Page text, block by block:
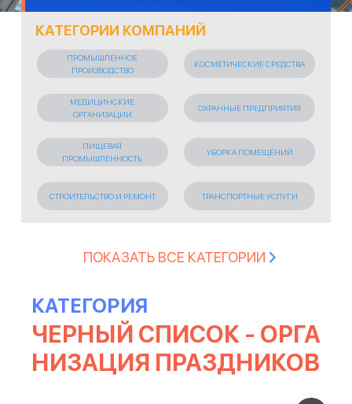
КАТЕГОРИИ КОМПАНИЙ
ПРОМЫШЛЕННОЕ
ПРОИЗВОДСТВО
КОСМЕТИЧЕСКИЕ СРЕДСТВА
МЕДИЦИНСКИЕ
ОРГАНИЗАЦИИ
ОХРАННЫЕ ПРЕДПРИЯТИЯ
ПИЩЕВАЯ
ПРОМЫШЛЕННОСТЬ
УБОРКА ПОМЕЩЕНИЙ
СТРОИТЕЛЬСТВО И РЕМОНТ ТРАНСПОРТНЫЕ УСЛУГИ
ПОЛИГРАФИЯ И
ИЗДАТЕЛЬСТВО
ТУРИЗМ
БАНКИ БЫТОВАЯ ТЕХНИКА
ПОКАЗАТЬ ВСЕ КАТЕГОРИИ
КАТЕГОРИЯ
ЧЕРНЫЙ СПИСОК - ОРГА
НИЗАЦИЯ ПРАЗДНИКОВ